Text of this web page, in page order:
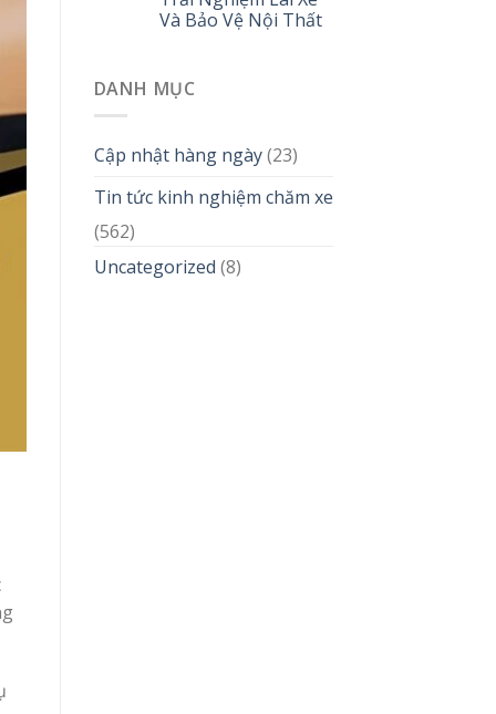
Và Bảo Vệ Nội Thất
DANH MỤC
Cập nhật hàng ngày(23)
Tin tức kinh nghiệm chăm xe
(562)
Uncategorized (8)